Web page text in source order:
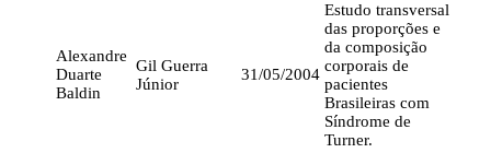
Alexandre
Duarte
Baldin
Gil Guerra
Júnior
31/05/2004
Estudo transversal
das proporções e
da composição
corporais de
pacientes
Brasileiras com
Síndrome de
Turner.